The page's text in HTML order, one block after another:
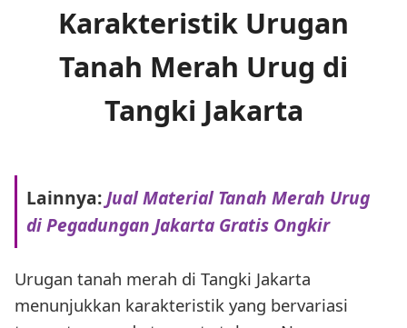
Karakteristik Urugan
Tanah Merah Urug di
Tangki Jakarta
Lainnya:Jual Material Tanah Merah Urug
di Pegadungan Jakarta Gratis Ongkir
Urugan tanah merah di Tangki Jakarta
menunjukkan karakteristik yang bervariasi